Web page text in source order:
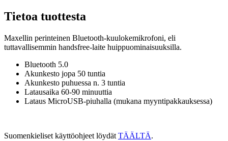
Tietoa tuottesta
Maxellin perinteinen Bluetooth-kuulokemikrofoni, eli
tuttavallisemmin handsfree-laite huippuominaisuuksilla.
Bluetooth 5.0
Akunkesto jopa 50 tuntia
Akunkesto puhuessa n. 3 tuntia
Latausaika 60-90 minuuttia
Lataus MicroUSB-piuhalla (mukana myyntipakkauksessa)
Suomenkieliset käyttöohjeet löydät TÄÄLTÄ.